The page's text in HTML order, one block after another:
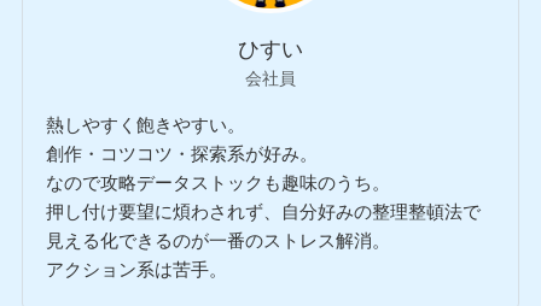
ひすい
会社員
熱しやすく飽きやすい。
創作・コツコツ・探索系が好み。
なので攻略データストックも趣味のうち。
押し付け要望に煩わされず、自分好みの整理整頓法で
見える化できるのが一番のストレス解消。
アクション系は苦手。